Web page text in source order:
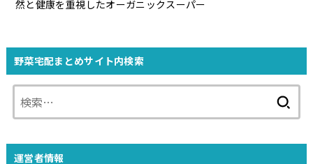
然と健康を重視したオーガニックスーパー
野菜宅配まとめサイト内検索
運営者情報